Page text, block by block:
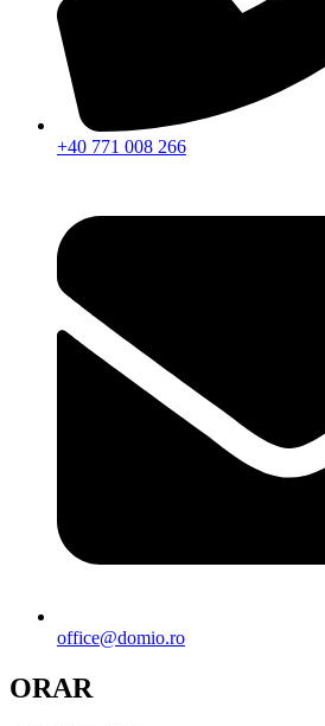
+40 771 008 266
office@domio.ro
ORAR